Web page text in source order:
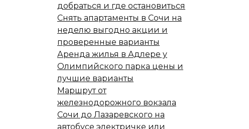
добраться и где остановиться
Снять апартаменты в Сочи на
неделю выгодно акции и
проверенные варианты
Аренда жилья в Адлере у
Олимпийского парка цены и
лучшие варианты
Маршрут от
железнодорожного вокзала
Сочи до Лазаревского на
автобусе электричке или